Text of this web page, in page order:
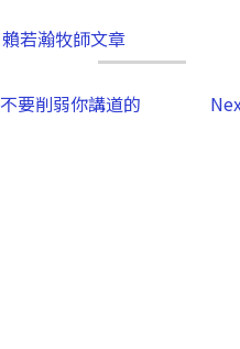
賴若瀚牧師文章
不要削弱你講道的